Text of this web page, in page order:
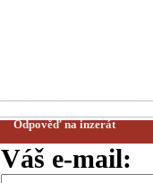
Odpověď na inzerát
Váš e-mail: